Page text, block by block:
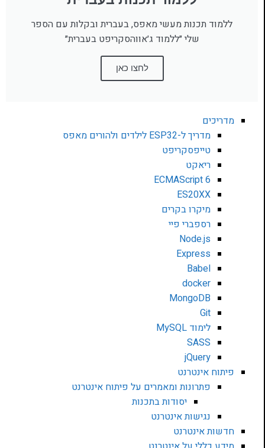
ללמוד תכנות מעשי מאפס, בעברית ובקלות עם הספר
שלי ״ללמוד ג׳אווהסקריפט בעברית״
לחצו כאן
מדריכים
מדריך ל-ESP32 לילדים ולהורים מאפס
טייפסקריפט
ריאקט
ECMAScript 6
ES20XX
מיקרו בקרים
רספברי פיי
Node.js
Express
Babel
docker
MongoDB
Git
לימוד MySQL
SASS
jQuery
פיתוח אינטרנט
פתרונות ומאמרים על פיתוח אינטרנט
יסודות בתכנות
נגישות אינטרנט
חדשות אינטרנט